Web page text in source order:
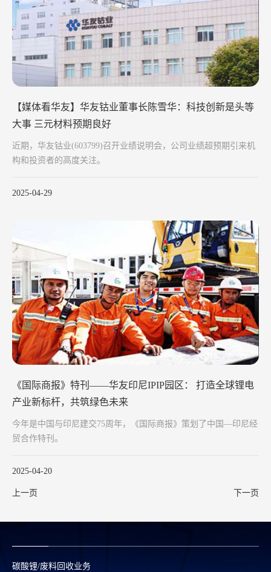
【媒体看华友】华友钴业董事长陈雪华：科技创新是头等
大事 三元材料预期良好
近期，华友钴业(603799)召开业绩说明会，公司业绩超预期引来机
构和投资者的高度关注。
2025-04-29
《国际商报》特刊——华友印尼IPIP园区： 打造全球锂电
产业新标杆，共筑绿色未来
今年是中国与印尼建交75周年，《国际商报》策划了中国—印尼经
贸合作特刊。
2025-04-20
上一页 下一页
碳酸锂/废料回收业务